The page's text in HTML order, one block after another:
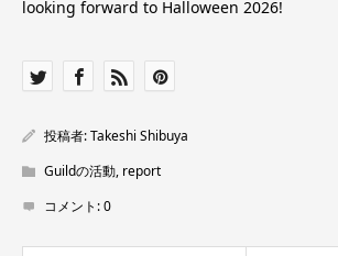
looking forward to Halloween 2026!
投稿者:Takeshi Shibuya
Guildの活動, report
コメント:0